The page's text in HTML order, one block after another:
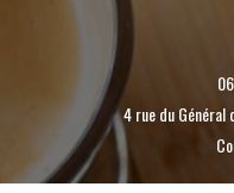
4 rue du Général